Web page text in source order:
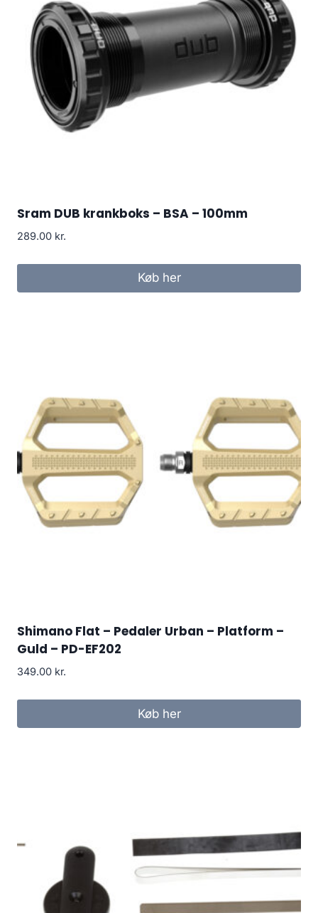
Sram DUB krankboks – BSA – 100mm
289.00 kr.
Køb her
Shimano Flat – Pedaler Urban – Platform –
Guld – PD-EF202
349.00 kr.
Køb her